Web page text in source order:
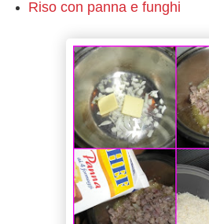
Riso con panna e funghi